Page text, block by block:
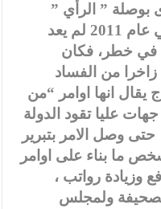
بوصلة ” الرأي ”
تنجرف نحو المجهول ، لكن في عام 2011 لم يعد
في خطر، فكان
زاخرا من الفساد
يقال انها اوامر “من
عليا تقود الدولة
وصل الامر بتبرير
ما بناء على اوامر
وزيادة رواتب ،
ولمجلس